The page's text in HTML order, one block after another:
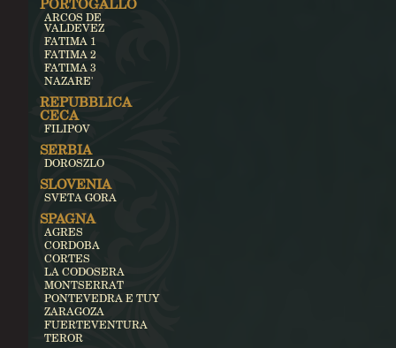
ARCOS DE
VALDEVEZ
FATIMA 1
FATIMA 2
FATIMA 3
NAZARE'
REPUBBLICA
CECA
FILIPOV
SERBIA
DOROSZLO
SLOVENIA
SVETA GORA
SPAGNA
AGRES
CORDOBA
CORTES
LA CODOSERA
MONTSERRAT
PONTEVEDRA E TUY
ZARAGOZA
FUERTEVENTURA
TEROR